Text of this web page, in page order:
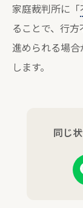
家庭裁判所に「
ることで、行
進められる場
します。
同じ